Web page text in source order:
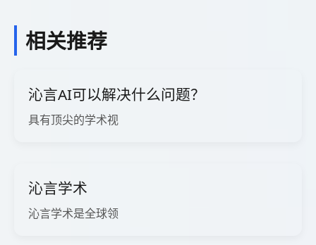
相关推荐
沁言AI可以解决什么问题？
具有顶尖的学术视
沁言学术
沁言学术是全球领